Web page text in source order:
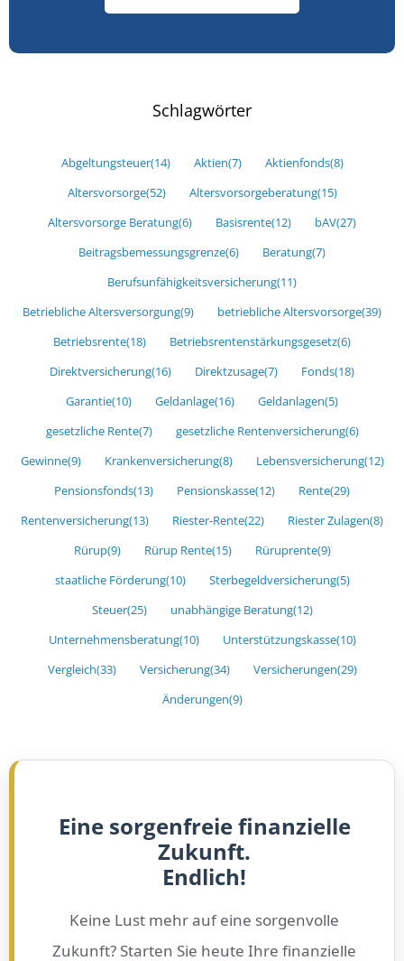
Schlagwörter
Abgeltungsteuer(14) Aktien(7) Aktienfonds(8)
Altersvorsorge(52) Altersvorsorgeberatung(15)
Altersvorsorge Beratung(6) Basisrente(12) bAV(27)
Beitragsbemessungsgrenze(6) Beratung(7)
Berufsunfähigkeitsversicherung(11)
Betriebliche Altersversorgung(9) betriebliche Altersvorsorge(39)
Betriebsrente(18) Betriebsrentenstärkungsgesetz(6)
Direktversicherung(16) Direktzusage(7) Fonds(18)
Garantie(10) Geldanlage(16) Geldanlagen(5)
gesetzliche Rente(7) gesetzliche Rentenversicherung(6)
Gewinne(9) Krankenversicherung(8) Lebensversicherung(12)
Pensionsfonds(13) Pensionskasse(12) Rente(29)
Rentenversicherung(13) Riester-Rente(22) Riester Zulagen(8)
Rürup(9) Rürup Rente(15) Rüruprente(9)
staatliche Förderung(10) Sterbegeldversicherung(5)
Steuer(25) unabhängige Beratung(12)
Unternehmensberatung(10) Unterstützungskasse(10)
Vergleich(33) Versicherung(34) Versicherungen(29)
Änderungen(9)
Eine sorgenfreie finanzielle
Zukunft.
Endlich!
Keine Lust mehr auf eine sorgenvolle
Zukunft? Starten Sie heute Ihre finanzielle